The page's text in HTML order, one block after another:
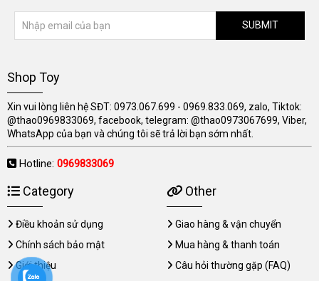
SUBMIT
Shop Toy
Xin vui lòng liên hệ SĐT: 0973.067.699 - 0969.833.069, zalo, Tiktok:
@thao0969833069, facebook, telegram: @thao0973067699, Viber,
WhatsApp của bạn và chúng tôi sẽ trả lời bạn sớm nhất.
Hotline: 0969833069
Category
Điều khoản sử dụng
Chính sách bảo mật
Giới thiệu
Other
Giao hàng & vận chuyển
Mua hàng & thanh toán
Câu hỏi thường gặp (FAQ)